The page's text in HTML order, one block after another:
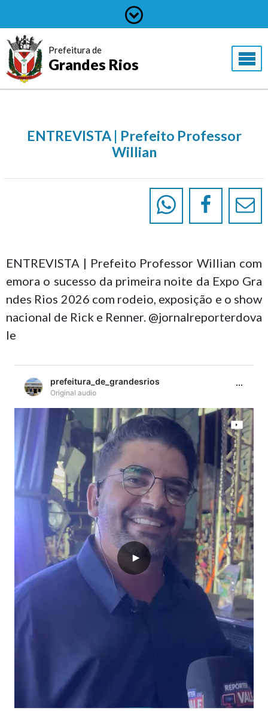
Prefeitura de
Grandes Rios
ENTREVISTA | Prefeito Professor
Willian
ENTREVISTA | Prefeito Professor Willian com
emora o sucesso da primeira noite da Expo Gra
ndes Rios 2026 com rodeio, exposição e o show
nacional de Rick e Renner. @jornalreporterdova
le
prefeitura_de_grandesrios
Original audio